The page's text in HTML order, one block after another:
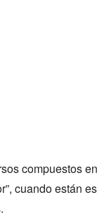
compuestos
cuando están